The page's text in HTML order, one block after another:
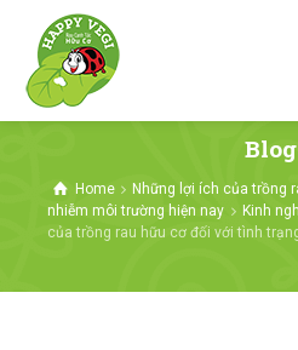
Blog
Home
Những lợi ích của trồng
nhiễm môi trường hiện nay
Kinh
của trồng rau hữu cơ đối với tình